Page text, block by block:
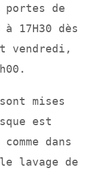
portes de
17H30 dès
vendredi,
mises
est
dans
lavage de